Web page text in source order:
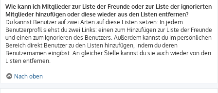
Wie kann ich Mitglieder zur Liste der Freunde oder zur Liste der ignorierten
Mitglieder hinzufügen oder diese wieder aus den Listen entfernen?
Du kannst Benutzer auf zwei Arten auf diese Listen setzen: In jedem
Benutzerprofil siehst du zwei Links: einen zum Hinzufügen zur Liste der Freunde
und einen zum Ignorieren des Benutzers. Außerdem kannst du im persönlichen
Bereich direkt Benutzer zu den Listen hinzufügen, indem du deren
Benutzernamen eingibst. An gleicher Stelle kannst du sie auch wieder von den
Listen entfernen.
Nach oben